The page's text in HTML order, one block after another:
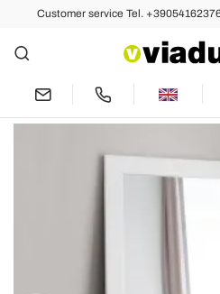
Customer service Tel.
Back
Mirror with Frame in
Made in Italy